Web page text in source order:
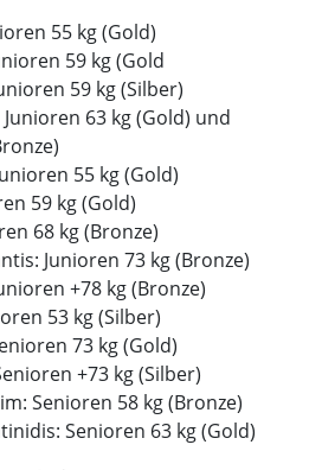
55 kg (Gold)
59 kg (Gold
59 kg (Silber)
63 kg (Gold) und
55 kg (Gold)
59 kg (Gold)
68 kg (Bronze)
Junioren 73 kg (Bronze)
+78 kg (Bronze)
53 kg (Silber)
73 kg (Gold)
+73 kg (Silber)
Senioren 58 kg (Bronze)
Senioren 63 kg (Gold)